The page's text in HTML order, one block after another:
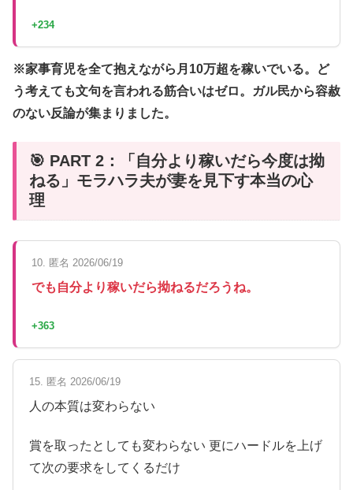
+234
※家事育児を全て抱えながら月10万超を稼いでいる。ど
う考えても文句を言われる筋合いはゼロ。ガル民から容赦
のない反論が集まりました。
🎯 PART 2：「自分より稼いだら今度は拗
ねる」モラハラ夫が妻を見下す本当の心
理
10. 匿名 2026/06/19
でも自分より稼いだら拗ねるだろうね。
+363
15. 匿名 2026/06/19
人の本質は変わらない
賞を取ったとしても変わらない 更にハードルを上げ
て次の要求をしてくるだけ